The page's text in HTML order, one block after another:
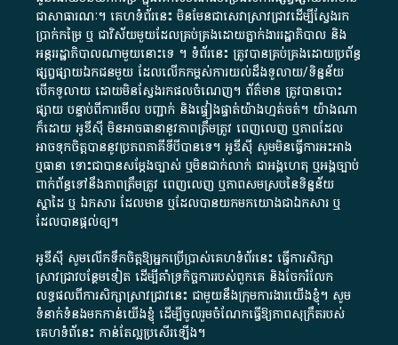
ជា​សាធារណៈ​។​ គេហទំព័រ​នេះ​ មិនមែន​ជា​សេវា​ស្រាវជ្រាវ​ដើម្បី​ស្វែងរក
ប្រាក់​កម្រៃ​ ឬ​ ជា​វិស័យ​មួយ​ដែល​គ្រប់គ្រង​ដោយ​ភ្នាក់ងារ​រដ្ឋាភិបាល​ និង ​
អន្តររដ្ឋាភិបាល​ណាមួយ​នោះ​ទេ ​។​ ទំព័រ​នេះ​ ត្រូវ​បាន​គ្រប់គ្រង​ដោយ​ប្រព័ន្ធ​
ផ្សព្វផ្សាយ​ឯកជន​មួយ​ ដែល​លើកកម្ពស់​ការ​យល់​ដឹង​ទូលាយ​/​ទិន្នន័យ​
បើក​ទូលាយ​ ដោយ​មិនស្វែង​រក​ផល​ចំណេញ​។​ ព័ត៌មាន​ ត្រូវ​បាន​បោះ
ផ្សាយ​ បន្ទាប់​ពី​ការ​មើល​ បញ្ជាក់​ និង​ផ្ទៀងផ្ទាត់​យ៉ាង​ហ្មត់ចត់​។​ យ៉ាងណា​
ក៏​ដោយ​ អូ​ឌី​ស៊ី​ មិន​អាច​ធានា​នូវ​ភាព​ត្រឹមត្រូវ​ ពេញលេញ​ ឬ​ភាព​ដែល​
អាច​ទុកចិត្ត​បាននូវ​ប្រភព​ភាគី​ទី​បី​បាន​ទេ​។​ អូ​ឌី​ស៊ី​ សូម​មិន​ធ្វើការ​អះអាង​
ឬ​ធានា​ ទោះជា​បាន​សម្តែង​ច្បាស់​ ឬ​មិន​ជាក់លាក់​ ជា​អង្គហេតុ​ ឬ​អង្គច្បាប់​
ពាក់ព័ន្ធ​ទៅ​នឹង​ភាព​ត្រឹមត្រូវ​ ពេញលេញ​ ឬ​ភាព​សម​ស្រប​នៃ​ទិន្នន័យ​
ស្នាដៃ​ ឬ​ ឯកសារ​ ដែល​មាន​ ឬ​ដែល​បាន​យក​មក​យោង​ជា​ឯកសារ​ ឬ​
ដែល​បាន​ផ្តល់​ឲ្យ​។
អូឌីស៊ី សូមលើកទឹកចិត្តឱ្យអ្នកប្រើប្រាស់គេហទំព័រនេះ ធ្វើការសិក្សា
ស្រាវជ្រាវបន្ថែមទៀត ដើម្បីគាំទ្រកិច្ចការ​របស់ពួកគេ និងចែករំលែក
លទ្ធផលពីការសិក្សាស្រាវជ្រាវនេះ ជាមួយនឹងក្រុមការងារយើងខ្ញុំ។ សូម
ទំនាក់ទំនងមកកាន់យើងខ្ញុំ ដើម្បីចូលរួមចំណែកធ្វើឱ្យភាពសុក្រឹតរបស់
គេហទំព័នេះ កាន់តែល្អប្រសើរឡើង។